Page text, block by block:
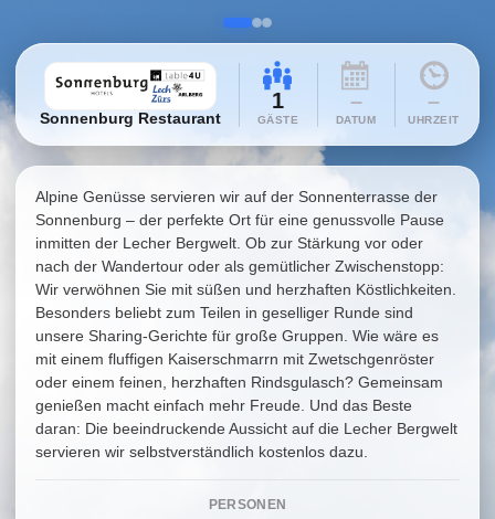
Sonnenburg Restaurant
1
GÄSTE
–
DATUM
–
UHRZEIT
Alpine Genüsse servieren wir auf der Sonnenterrasse der
Sonnenburg – der perfekte Ort für eine genussvolle Pause
inmitten der Lecher Bergwelt. Ob zur Stärkung vor oder
nach der Wandertour oder als gemütlicher Zwischenstopp:
Wir verwöhnen Sie mit süßen und herzhaften Köstlichkeiten.
Besonders beliebt zum Teilen in geselliger Runde sind
unsere Sharing-Gerichte für große Gruppen. Wie wäre es
mit einem fluffigen Kaiserschmarrn mit Zwetschgenröster
oder einem feinen, herzhaften Rindsgulasch? Gemeinsam
genießen macht einfach mehr Freude. Und das Beste
daran: Die beeindruckende Aussicht auf die Lecher Bergwelt
servieren wir selbstverständlich kostenlos dazu.
PERSONEN